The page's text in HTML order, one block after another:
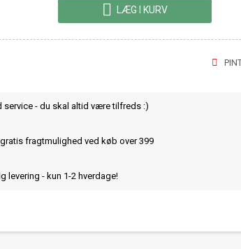
 LÆG I KURV
service - du skal altid være tilfreds :)
gratis fragtmulighed ved køb over 399
levering - kun 1-2 hverdage!